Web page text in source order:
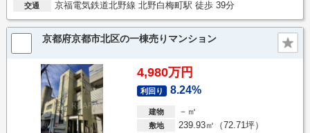
交通 京福電気鉄道北野線 北野白梅町駅 徒歩 39分
京都府京都市北区の一棟売りマンション
4,980万円
利回り 8.24%
建物 －㎡
敷地 239.93㎡（72.71坪）